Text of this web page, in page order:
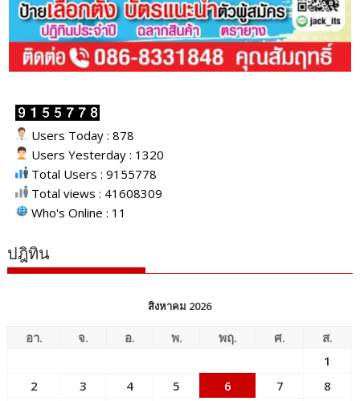
Users Today : 878
Users Yesterday : 1320
Total Users : 9155778
Total views : 41608309
Who's Online : 11
ปฎิทิน
สิงหาคม 2026
อา. จ. อ. พ. พฤ. ศ.
ส.
1
2
3 4 5 6 7
8